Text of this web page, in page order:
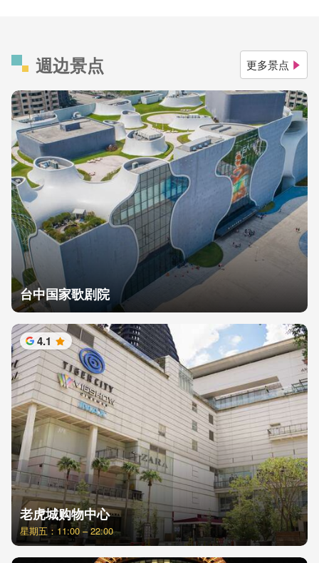
週边景点 更多景点
台中国家歌剧院
4.1 星
老虎城购物中心
星期五：11:00 – 22:00